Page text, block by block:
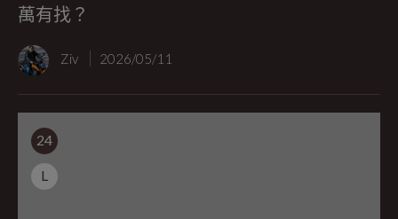
萬有找？
Ziv 2026/05/11
24
L